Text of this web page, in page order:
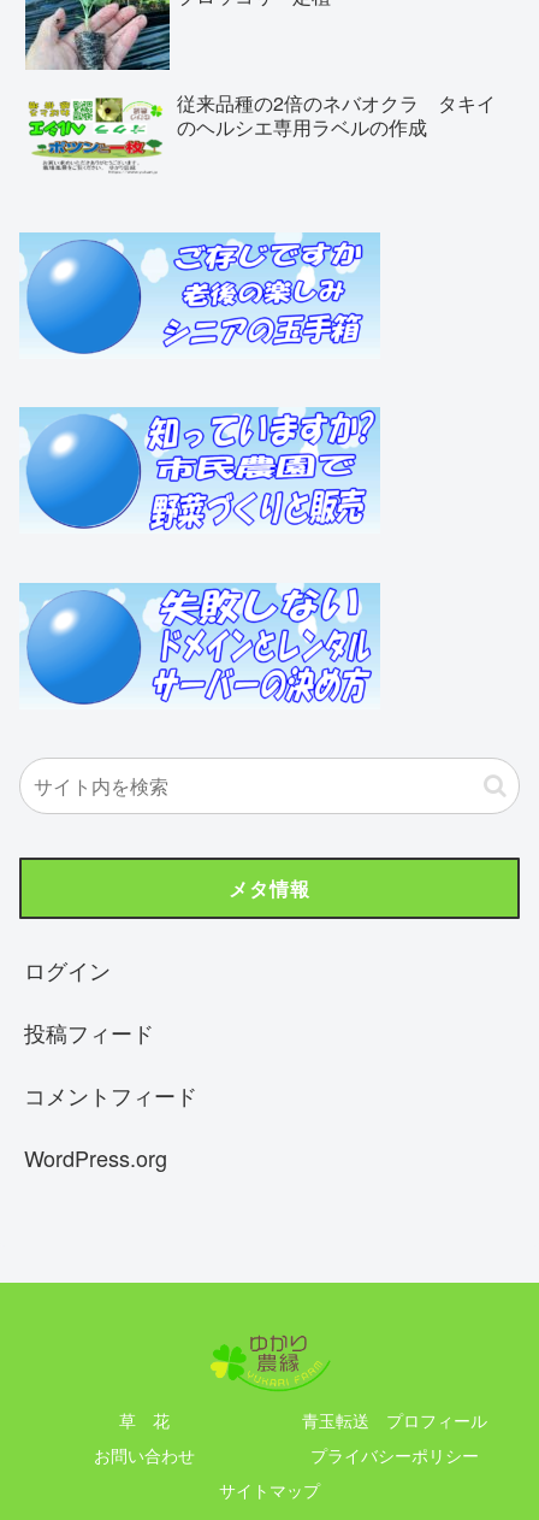
従来品種の2倍のネバオクラ タキイ
のヘルシエ専用ラベルの作成
メタ情報
ログイン
投稿フィード
コメントフィード
WordPress.org
草 花
青玉転送 プロフィール
お問い合わせ
プライバシーポリシー
サイトマップ